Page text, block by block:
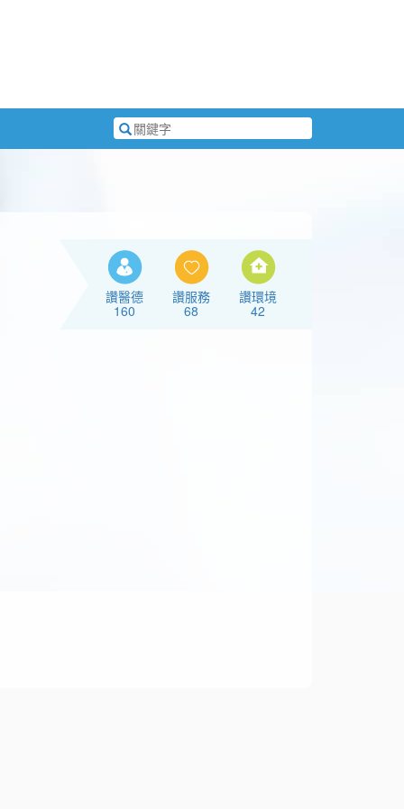
搜
尋
讚醫德
160
讚服務
68
讚環境
42